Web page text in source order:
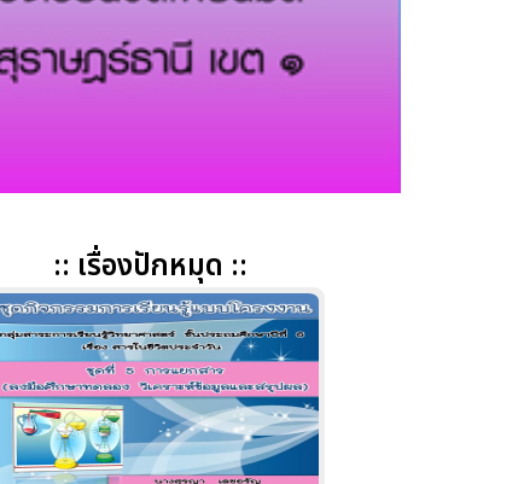
:: เรื่องปักหมุด ::